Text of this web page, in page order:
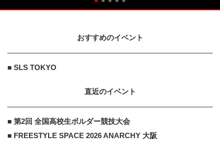
おすすめのイベント
■ SLS TOKYO
直近のイベント
■ 第2回 全国高校生ボルダー競技大会
■ FREESTYLE SPACE 2026 ANARCHY 大阪